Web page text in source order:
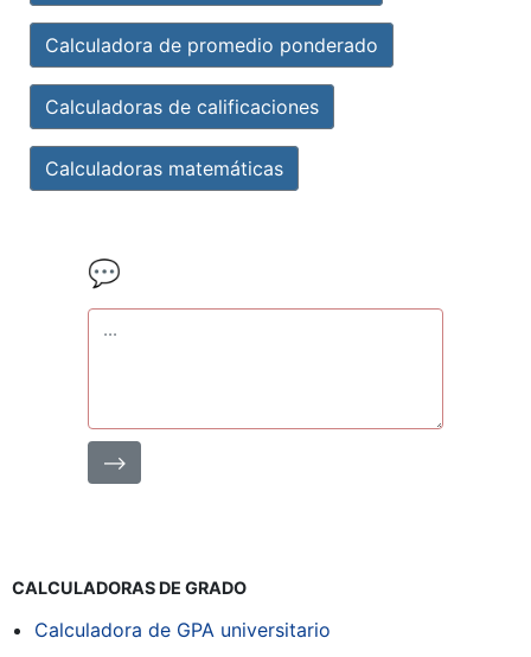
Calculadora de promedio ponderado
Calculadoras de calificaciones
Calculadoras matemáticas
💬
⟶
CALCULADORAS DE GRADO
Calculadora de GPA universitario